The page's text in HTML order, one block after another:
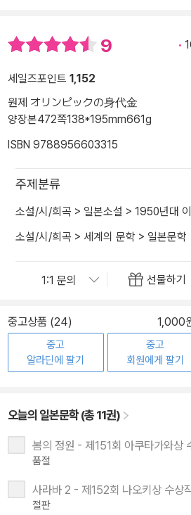
9
세일즈포인트 1,152
원제 オリンピックの身代金
양장본472쪽138*195mm661g
ISBN 9788956603315
주제분류
소설/시/희곡 > 일본소설 > 1950년대
소설/시/희곡 > 세계의 문학 > 일본문학
선물하기
중고상품 (24) 1,000
중고
알라딘에 팔기
중고
회원에게 팔기
오늘의 일본문학 (총 11권)
봄의 정원 - 제151회 아쿠타가와상
품절
사라바 2 - 제152회 나오키상 수상
절판